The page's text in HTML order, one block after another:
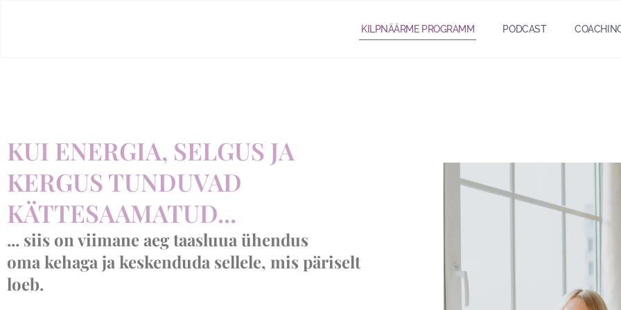
KILPNÄÄRME PROGRAMM PODCAST
KUI ENERGIA, SELGUS JA
KERGUS TUNDUVAD
KÄTTESAAMATUD...
... siis on viimane aeg taasluua ühendus
oma kehaga ja keskenduda sellele, mis päriselt
loeb.